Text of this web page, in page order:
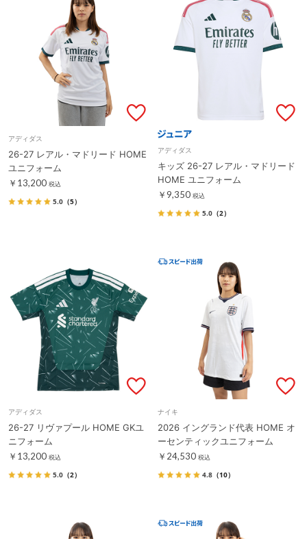
アディダス
26-27 レアル・マドリード HOME
ユニフォーム
￥13,200 税込
5.0 （5）
アディダス
キッズ 26-27 レアル・マドリード
HOME ユニフォーム
￥9,350 税込
5.0 （2）
アディダス
26-27 リヴァプール HOME GKユ
ニフォーム
￥13,200 税込
5.0 （2）
ナイキ
2026 イングランド代表 HOME オ
ーセンティックユニフォーム
￥24,530 税込
4.8 （10）